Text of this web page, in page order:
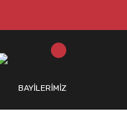
BAYİLERİMİZ